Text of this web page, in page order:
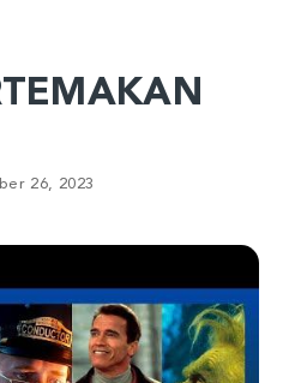
26, 2023